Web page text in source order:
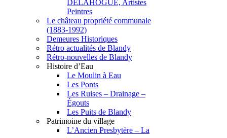
DELAHOGUE, Artistes
Peintres
Le château propriété communale
(1883-1992)
Demeures Historiques
Rétro actualités de Blandy
Rétro-nouvelles de Blandy
Histoire d’Eau
Le Moulin à Eau
Les Ponts
Les Ruises – Drainage –
Égouts
Les Puits de Blandy
Patrimoine du village
L’Ancien Presbytère – La